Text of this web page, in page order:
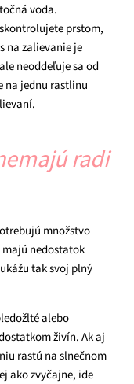
voda.
prstom,
na zalievanie je
neoddeľuje sa od
na jednu rastlinu
radi
množstvo
nedostatok
tak svoj plný
alebo
živín. Ak aj
rastú na slnečnom
ako zvyčajne, ide